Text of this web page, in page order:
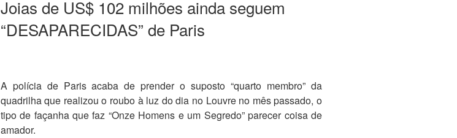
Joias de US$ 102 milhões ainda seguem
“DESAPARECIDAS” de Paris
A polícia de Paris acaba de prender o suposto “quarto membro” da
quadrilha que realizou o roubo à luz do dia no Louvre no mês passado, o
tipo de façanha que faz “Onze Homens e um Segredo” parecer coisa de
amador.